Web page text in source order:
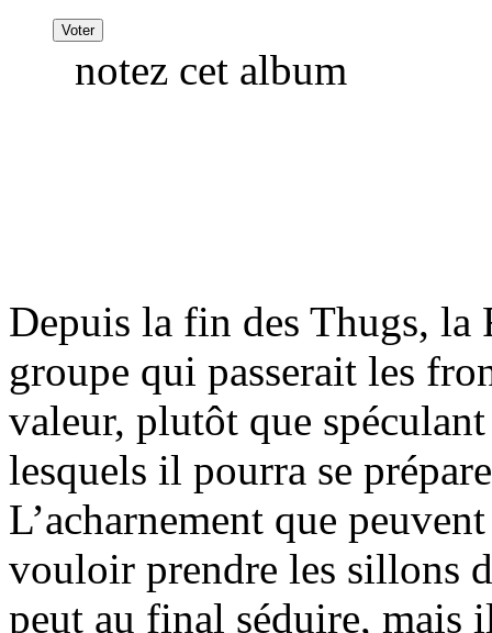
notez cet album
Depuis la fin des Thugs, la
groupe qui passerait les
valeur, plutôt que
lesquels il pourra se
L’acharnement que
vouloir prendre les sillons
peut au final séduire, mais